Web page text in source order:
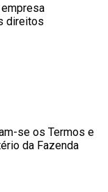
direitos
se os Termos e
da Fazenda